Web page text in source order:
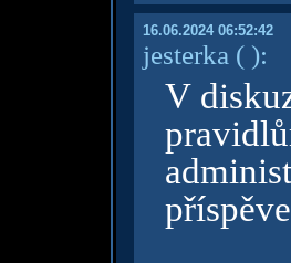
16.06.2024 06:52:42
jesterka ( ):
V